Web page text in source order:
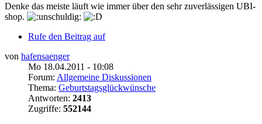
Denke das meiste läuft wie immer über den sehr zuverlässigen UBI-
shop.
Rufe den Beitrag auf
von hafensaenger
Mo 18.04.2011 - 10:08
Forum: Allgemeine Diskussionen
Thema: Geburtstagsglückwünsche
Antworten: 2413
Zugriffe: 552144